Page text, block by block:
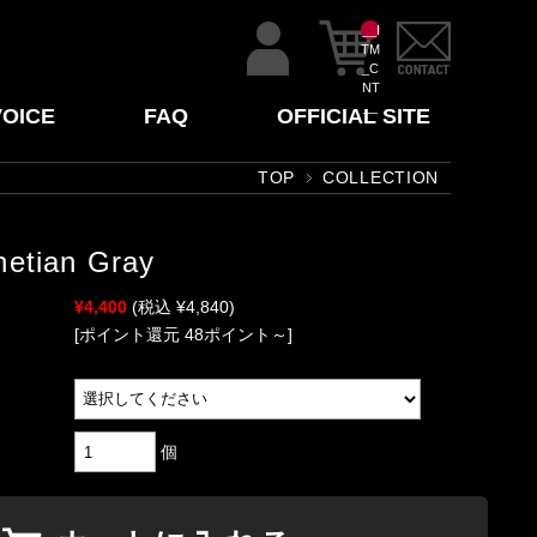
__I
TM
_C
NT
__
FAQ OFFICIAL SITE
TOP COLLECTION
Gray
¥4,400 (税込 ¥4,840)
[ポイント還元 48ポイント～]
個